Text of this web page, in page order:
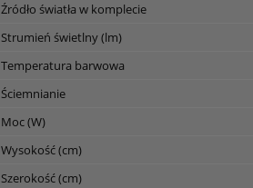
Źródło światła w komplecie
Strumień świetlny (lm)
Temperatura barwowa
Ściemnianie
Moc (W)
Wysokość (cm)
Szerokość (cm)